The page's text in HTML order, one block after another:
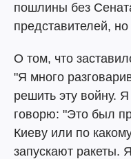
пошлины без
представителей, но
О том, что
"Я много
решить эту войну.
говорю: "Это был
Киеву или по
запускают ракеты.